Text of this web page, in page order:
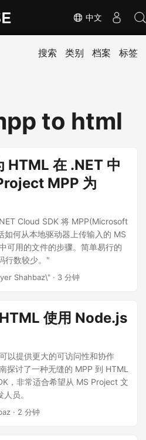
中文
搜索 类别 档案 标签
to html
HTML 在 .NET 中
MPP 为
Cloud SDK 将 MPP(Microsoft
何从本地驱动器上传输入的 MS
可用的文件的步骤。简单易行的
行数较少。"
Shahbaz\" · 3 分钟
使用 Node.js
以提供更大的可访问性和协作
探讨了一种无缝的 MPP 到 HTML
，非常适合希望从 MS Project 文
员。
· 2 分钟